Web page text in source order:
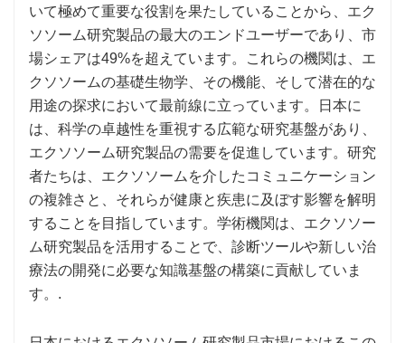
いて極めて重要な役割を果たしていることから、エク
ソソーム研究製品の最大のエンドユーザーであり、市
場シェアは49%を超えています。これらの機関は、エ
クソソームの基礎生物学、その機能、そして潜在的な
用途の探求において最前線に立っています。日本に
は、科学の卓越性を重視する広範な研究基盤があり、
エクソソーム研究製品の需要を促進しています。研究
者たちは、エクソソームを介したコミュニケーション
の複雑さと、それらが健康と疾患に及ぼす影響を解明
することを目指しています。学術機関は、エクソソー
ム研究製品を活用することで、診断ツールや新しい治
療法の開発に必要な知識基盤の構築に貢献していま
す。.